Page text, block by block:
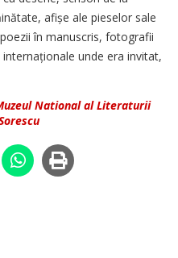
afișe ale pieselor sale
în manuscris, fotografii
unde era invitat,
National al Literaturii